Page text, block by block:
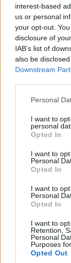
interest-based
us or personal
your opt-out.
disclosure of
IAB’s list of
also be
Downstream
Please note
not limited to
grant or deny
use your data
consent section.
Personal
I want to
personal
Opted In
I want to
Personal
Opted In
I want to
Personal
Opted In
I want to
Retention,
Personal
Purposes
Opted Out
ΚΟΣΜΟΣ
Ο πόλεμος
PAC-3 – Νέα
επίθεση με
5/08/2026 -
ΚΟΣΜΟΣ
Συναγερμός